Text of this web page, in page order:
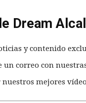
Dream
y contenido
un correo con
mejores